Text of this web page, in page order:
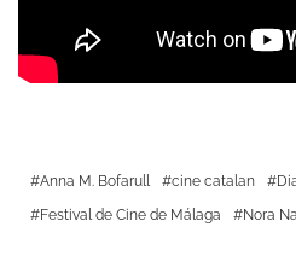
Anna M. Bofarull cine catalan
Festival de Cine de Málaga
Nora